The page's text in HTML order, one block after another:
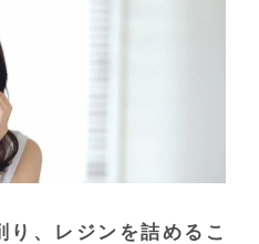
、レジンを詰めるこ